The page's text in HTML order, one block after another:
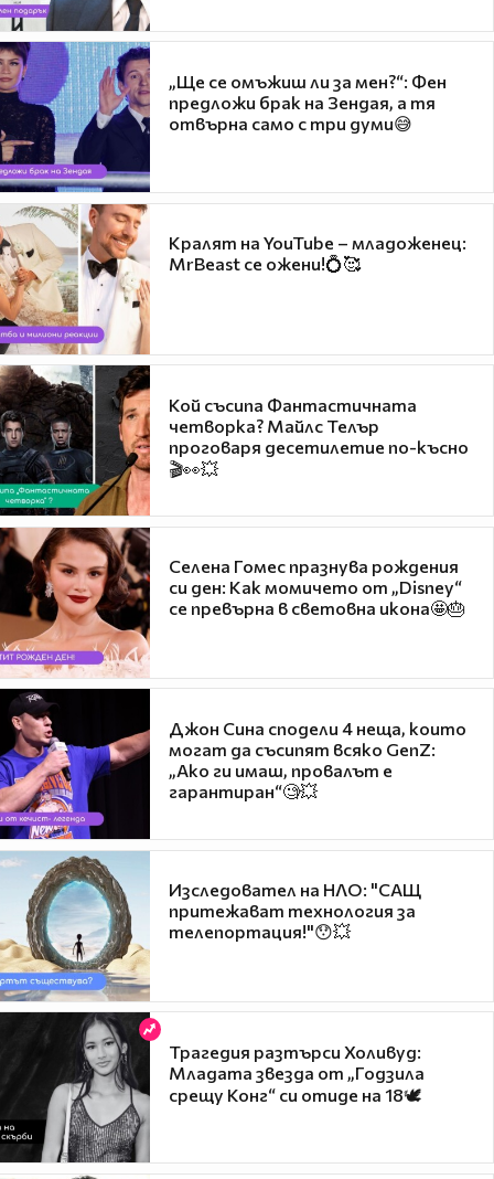
„Ще се омъжиш ли за мен?“: Фен
предложи брак на Зендая, а тя
отвърна само с три думи😅
Кралят на YouTube – младоженец:
MrBeast се ожени!💍🥰
Кой съсипа Фантастичната
четворка? Майлс Телър
проговаря десетилетие по-късно
🎬👀💥
Селена Гомес празнува рождения
си ден: Как момичето от „Disney“
се превърна в световна икона🤩🎂
Джон Сина сподели 4 неща, които
могат да съсипят всяко GenZ:
„Ако ги имаш, провалът е
гарантиран“🧐💥
Изследовател на НЛО: "САЩ
притежават технология за
телепортация!"😯💥
Трагедия разтърси Холивуд:
Младата звезда от „Годзила
срещу Конг“ си отиде на 18🕊️